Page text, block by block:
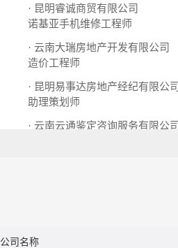
· 昆明睿诚商贸有限公司
诺基亚手机维修工程师
· 云南大瑞房地产开发有限公司
造价工程师
· 昆明易事达房地产经纪有限公司
助理策划师
· 云南云通鉴定咨询服务有限公司
公司名称